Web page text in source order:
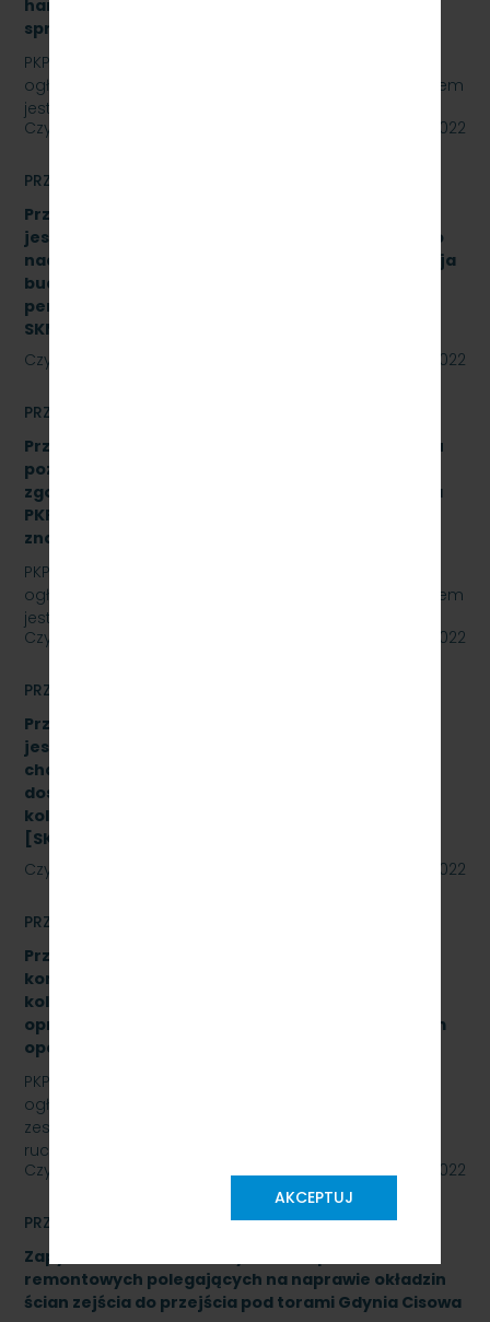
AKCEPTUJ
hamulcowych z dylatacjami typu DO-B-380, znak
sprawy: SKMMU.086.32.22
PKP SZYBKA KOLEJ MIEJSKA W TRÓJMIEŚCIE Sp. z o.o.
ogłasza przetarg nieograniczony, którego przedmiotem
jest „sukcesywna dostawa do siedziby…
Czytaj dalej
27 maja 2022
PRZETARGI
Przetarg nieograniczony, którego przedmiotem
jest świadczenie usługi pełnienia kompleksowego
nadzoru inwestorskiego dla zadania „Modernizacja
budynku Dworca Podmiejskiego w Gdyni oraz
peronu SKM na stacji Gdynia Główna” Znak:
SKMMU.086.27.22
Czytaj dalej
24 maja 2022
PRZETARGI
Przetarg nieograniczony na wykonanie przeglądu
poziomu utrzymania P4 drezyny DH.350.11 nr 16
zgodnie z Dokumentacją Systemu Utrzymania dla
PKP Szybka Kolej Miejska w Trójmieście Sp. z o.o.,
znak sprawy: SKMMU.086.24.22
PKP SZYBKA KOLEJ MIEJSKA W TRÓJMIEŚCIE Sp. z o.o.
ogłasza przetarg nieograniczony, którego przedmiotem
jest wykonanie przeglądu poziomu utrzymania P4…
Czytaj dalej
20 maja 2022
PRZETARGI
Przetarg nieograniczony, którego przedmiotem
jest Dostawę stanowiska do badania
charakterystyk zderzaków kolejowych oraz
dostawę fabrycznie nowych sprężarek do taboru
kolejowego- 10 szt. (dwa zadania)
[SKMMU.086.23.22]
Czytaj dalej
19 maja 2022
PRZETARGI
Przetarg nieograniczony na wymianę zestawów
komputerowych urządzeń sterowania ruchem
kolejowym wraz z dokonaniem konfiguracji
oprogramowania systemu ILTOR-2 wraz z prawem
opcji - znak: SKMMU.086.16.22
PKP SZYBKA KOLEJ MIEJSKA W TRÓJMIEŚCIE Sp. z o.o.
ogłasza przetarg nieograniczony na wymianę
zestawów komputerowych urządzeń sterowania
ruchem…
Czytaj dalej
09 maja 2022
PRZETARGI
Zapytanie ofertowe na wykonanie prac
remontowych polegających na naprawie okładzin
ścian zejścia do przejścia pod torami Gdynia Cisowa